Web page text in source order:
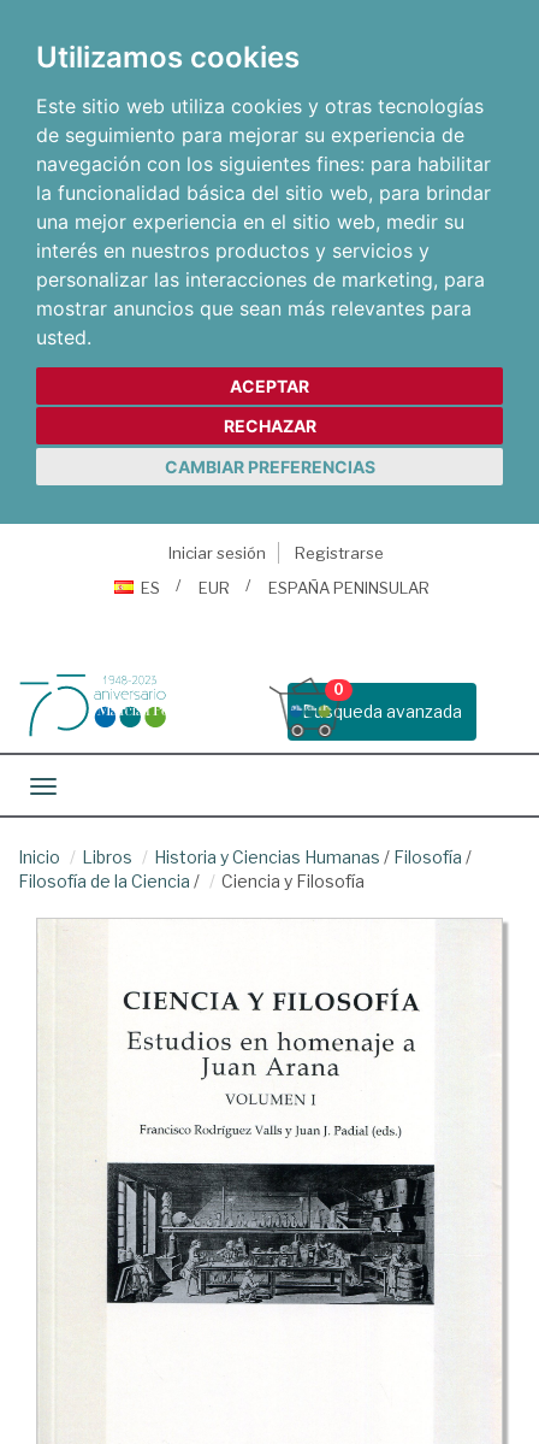
Utilizamos cookies
Este sitio web utiliza cookies y otras tecnologías
de seguimiento para mejorar su experiencia de
navegación con los siguientes fines: para habilitar
la funcionalidad básica del sitio web, para brindar
una mejor experiencia en el sitio web, medir su
interés en nuestros productos y servicios y
personalizar las interacciones de marketing, para
mostrar anuncios que sean más relevantes para
usted.
ACEPTAR
RECHAZAR
CAMBIAR PREFERENCIAS
Iniciar sesión
Registrarse
ES
EUR ESPAÑA PENINSULAR
Busqueda avanzada
0
Toggle navigation
Inicio Libros Historia y Ciencias Humanas / Filosofía /
Filosofía de la Ciencia / Ciencia y Filosofía